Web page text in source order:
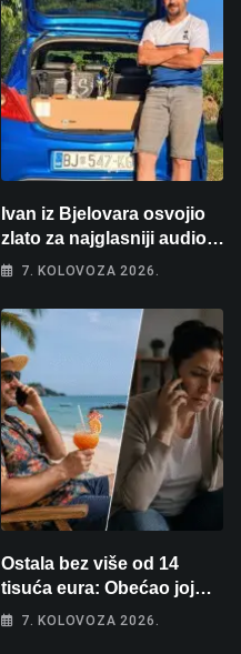
Ivan iz Bjelovara osvojio
zlato za najglasniji audio
sustav i srušio osobni
7. KOLOVOZA 2026.
Ostala bez više od 14
tisuća eura: Obećao joj
auto za tjedan dana, a
7. KOLOVOZA 2026.